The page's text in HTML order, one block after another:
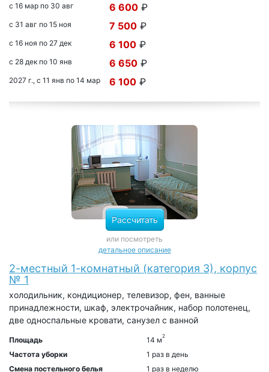
с 16 мар по 30 авг 6 600 ₽
с 31 авг по 15 ноя 7 500 ₽
с 16 ноя по 27 дек 6 100 ₽
с 28 дек по 10 янв 6 650 ₽
2027 г., с 11 янв по 14 мар 6 100 ₽
Рассчитать
или посмотреть
детальное описание
2-местный 1-комнатный (категория 3), корпус
№ 1
холодильник, кондиционер, телевизор, фен, ванные
принадлежности, шкаф, электрочайник, набор полотенец,
две односпальные кровати, санузел с ванной
Площадь 14 м2
Частота уборки
1 раз в день
Смена постельного белья
1 раз в неделю